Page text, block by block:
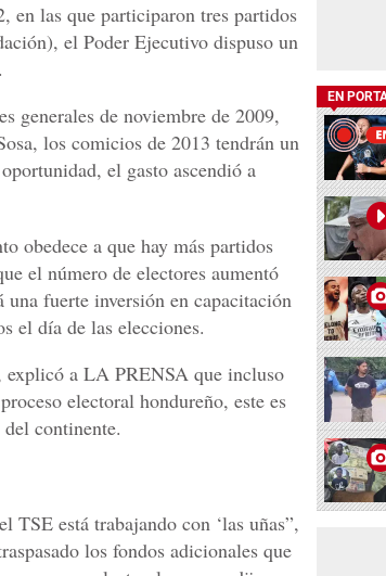
en las que participaron tres partidos
el Poder Ejecutivo dispuso un
generales de noviembre de 2009,
los comicios de 2013 tendrán un
el gasto ascendió a
obedece a que hay más partidos
el número de electores aumentó
una fuerte inversión en capacitación
el día de las elecciones.
a LA PRENSA que incluso
electoral hondureño, este es
continente.
TSE está trabajando con ‘las uñas”,
los fondos adicionales que
EN